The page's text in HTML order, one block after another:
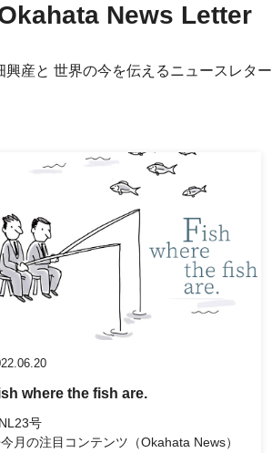
News Letter
興産と 世界の今を伝えるニュースレター
where the fish are.
号
月の注目コンテンツ（Okahata News）